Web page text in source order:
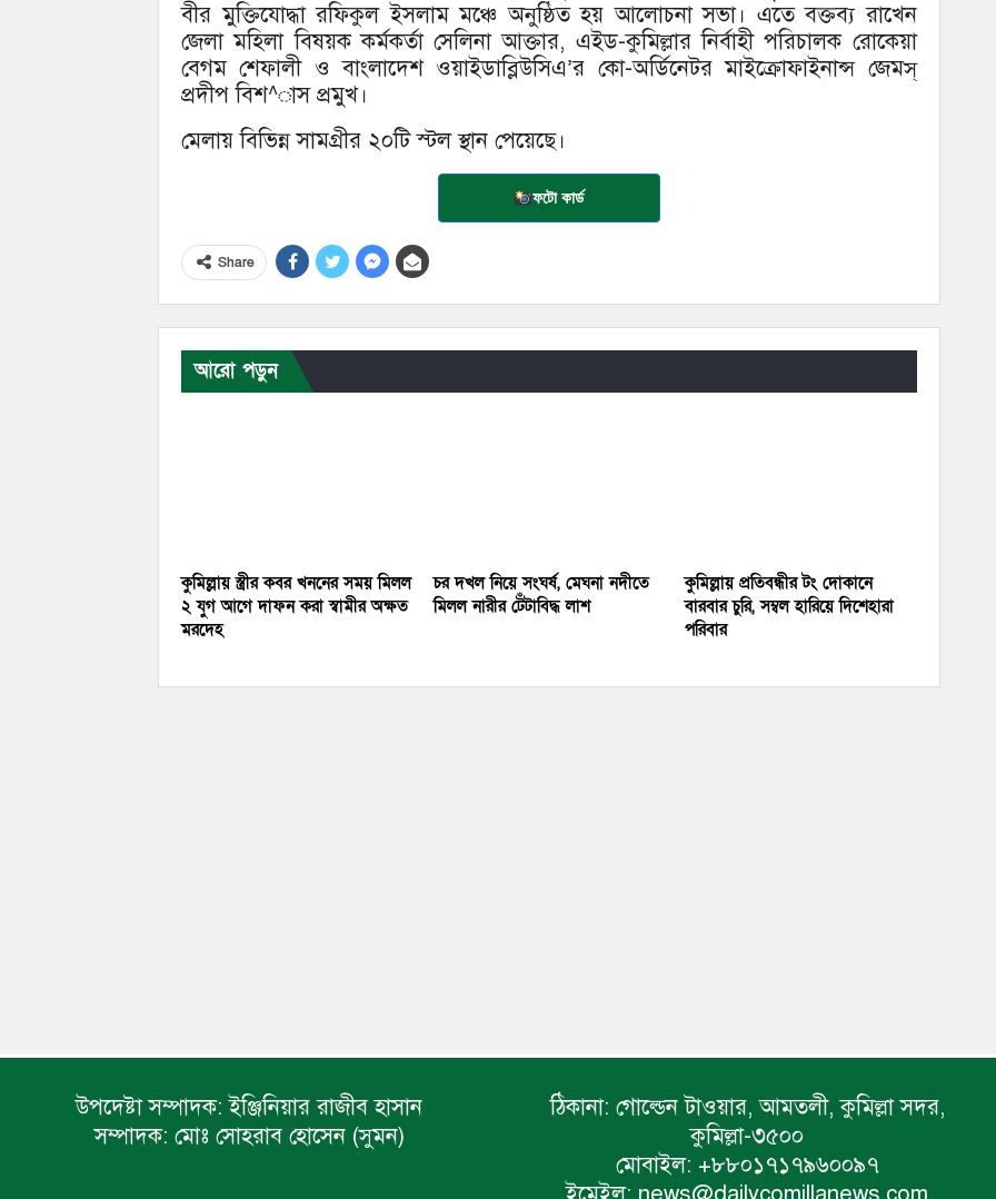
বীর মুক্তিযোদ্ধা রফিকুল ইসলাম মঞ্চে অনুষ্ঠিত হয় আলোচনা সভা। এতে বক্তব্য রাখেন
জেলা মহিলা বিষয়ক কর্মকর্তা সেলিনা আক্তার, এইড-কুমিল্লার নির্বাহী পরিচালক রোকেয়া
বেগম শেফালী ও বাংলাদেশ ওয়াইডাব্লিউসিএ’র কো-অর্ডিনেটর মাইক্রোফাইনান্স জেমস্
প্রদীপ বিশ^াস প্রমুখ।
মেলায় বিভিন্ন সামগ্রীর ২০টি স্টল স্থান পেয়েছে।
ফটো কার্ড
Share
আরো পড়ুন
কুমিল্লায় স্ত্রীর কবর খননের সময় মিলল
২ যুগ আগে দাফন করা স্বামীর অক্ষত
মরদেহ
চর দখল নিয়ে সংঘর্ষ, মেঘনা নদীতে
মিলল নারীর টেঁটাবিদ্ধ লাশ
কুমিল্লায় প্রতিবন্ধীর টং দোকানে
বারবার চুরি, সম্বল হারিয়ে দিশেহারা
পরিবার
উপদেষ্টা সম্পাদক: ইঞ্জিনিয়ার রাজীব হাসান
সম্পাদক: মোঃ সোহরাব হোসেন (সুমন)
ঠিকানা: গোল্ডেন টাওয়ার, আমতলী, কুমিল্লা সদর,
কুমিল্লা-৩৫০০
মোবাইল: +৮৮০১৭১৭৯৬০০৯৭